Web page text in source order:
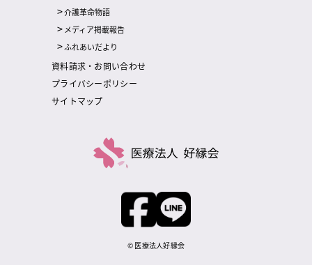
介護革命物語
メディア掲載報告
ふれあいだより
資料請求・お問い合わせ
プライバシーポリシー
サイトマップ
© 医療法人好縁会